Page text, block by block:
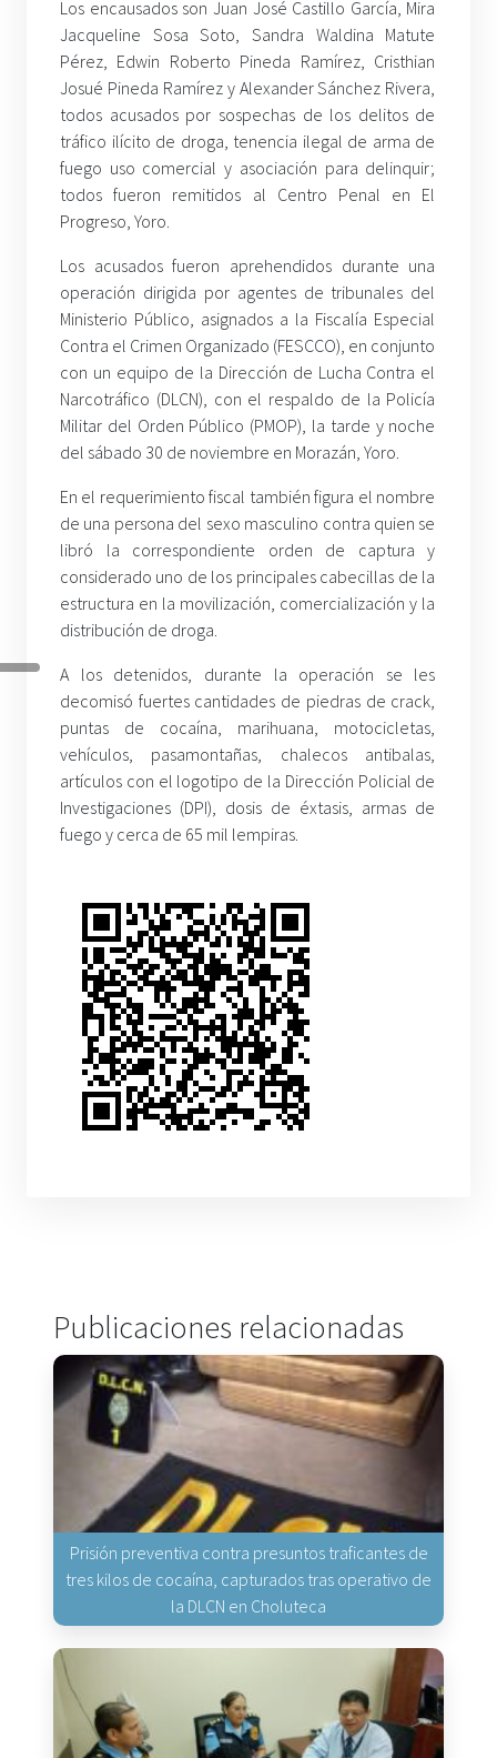
Los encausados son Juan José Castillo García, Mira
Jacqueline Sosa Soto, Sandra Waldina Matute
Pérez, Edwin Roberto Pineda Ramírez, Cristhian
Josué Pineda Ramírez y Alexander Sánchez Rivera,
todos acusados por sospechas de los delitos de
tráfico ilícito de droga, tenencia ilegal de arma de
fuego uso comercial y asociación para delinquir;
todos fueron remitidos al Centro Penal en El
Progreso, Yoro.
Los acusados fueron aprehendidos durante una
operación dirigida por agentes de tribunales del
Ministerio Público, asignados a la Fiscalía Especial
Contra el Crimen Organizado (FESCCO), en conjunto
con un equipo de la Dirección de Lucha Contra el
Narcotráfico (DLCN), con el respaldo de la Policía
Militar del Orden Público (PMOP), la tarde y noche
del sábado 30 de noviembre en Morazán, Yoro.
En el requerimiento fiscal también figura el nombre
de una persona del sexo masculino contra quien se
libró la correspondiente orden de captura y
considerado uno de los principales cabecillas de la
estructura en la movilización, comercialización y la
distribución de droga.
A los detenidos, durante la operación se les
decomisó fuertes cantidades de piedras de crack,
puntas de cocaína, marihuana, motocicletas,
vehículos, pasamontañas, chalecos antibalas,
artículos con el logotipo de la Dirección Policial de
Investigaciones (DPI), dosis de éxtasis, armas de
fuego y cerca de 65 mil lempiras.
Publicaciones relacionadas
Prisión preventiva contra presuntos traficantes de
tres kilos de cocaína, capturados tras operativo de
la DLCN en Choluteca